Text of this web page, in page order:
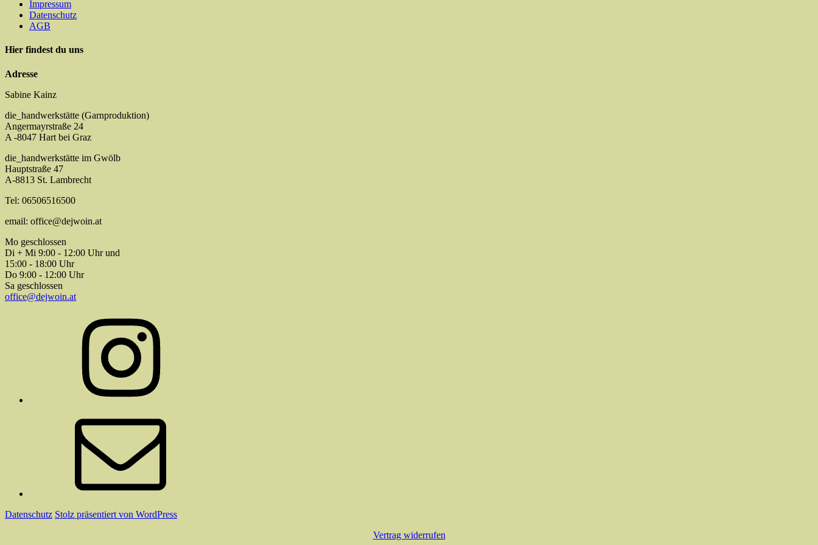
Impressum
Datenschutz
AGB
Hier findest du uns
Adresse
Sabine Kainz
die_handwerkstätte (Garnproduktion)
Angermayrstraße 24
A -8047 Hart bei Graz
die_handwerkstätte im Gwölb
Hauptstraße 47
A-8813 St. Lambrecht
Tel: 06506516500
email: office@dejwoin.at
Mo geschlossen
Di + Mi 9:00 - 12:00 Uhr und
15:00 - 18:00 Uhr
Do 9:00 - 12:00 Uhr
Sa geschlossen
office@dejwoin.at
Datenschutz Stolz präsentiert von WordPress
Vertrag widerrufen